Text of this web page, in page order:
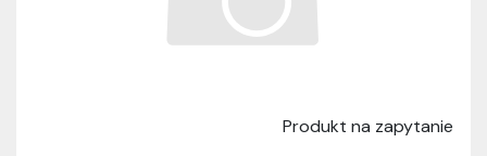
Produkt na zapytanie